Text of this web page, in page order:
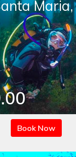
Maria,
Book Now